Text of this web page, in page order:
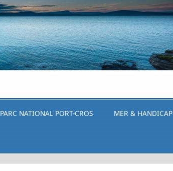
PARC NATIONAL PORT-CROS MER & HANDICAP